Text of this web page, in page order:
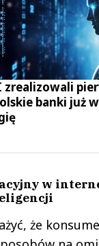
zrealizowali
banki już
w
że